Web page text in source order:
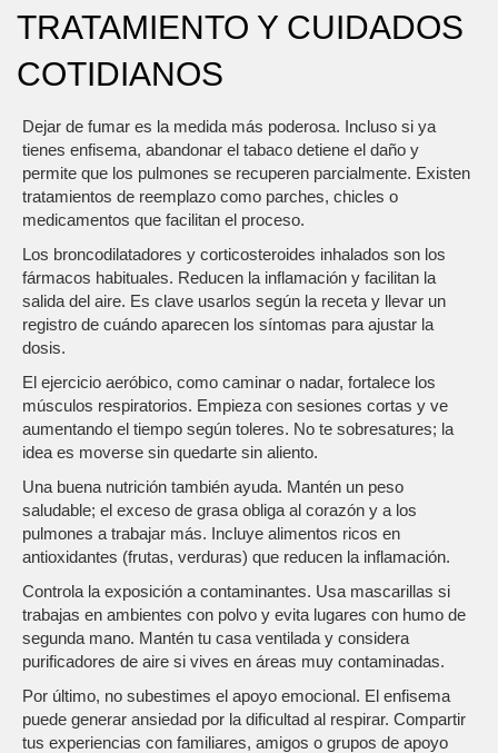
TRATAMIENTO Y CUIDADOS
COTIDIANOS
Dejar de fumar es la medida más poderosa. Incluso si ya
tienes enfisema, abandonar el tabaco detiene el daño y
permite que los pulmones se recuperen parcialmente. Existen
tratamientos de reemplazo como parches, chicles o
medicamentos que facilitan el proceso.
Los broncodilatadores y corticosteroides inhalados son los
fármacos habituales. Reducen la inflamación y facilitan la
salida del aire. Es clave usarlos según la receta y llevar un
registro de cuándo aparecen los síntomas para ajustar la
dosis.
El ejercicio aeróbico, como caminar o nadar, fortalece los
músculos respiratorios. Empieza con sesiones cortas y ve
aumentando el tiempo según toleres. No te sobresatures; la
idea es moverse sin quedarte sin aliento.
Una buena nutrición también ayuda. Mantén un peso
saludable; el exceso de grasa obliga al corazón y a los
pulmones a trabajar más. Incluye alimentos ricos en
antioxidantes (frutas, verduras) que reducen la inflamación.
Controla la exposición a contaminantes. Usa mascarillas si
trabajas en ambientes con polvo y evita lugares con humo de
segunda mano. Mantén tu casa ventilada y considera
purificadores de aire si vives en áreas muy contaminadas.
Por último, no subestimes el apoyo emocional. El enfisema
puede generar ansiedad por la dificultad al respirar. Compartir
tus experiencias con familiares, amigos o grupos de apoyo